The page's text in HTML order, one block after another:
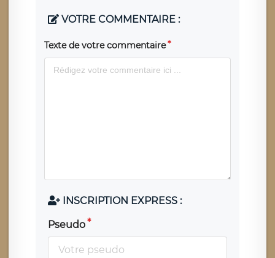
VOTRE COMMENTAIRE :
Texte de votre commentaire
INSCRIPTION EXPRESS :
Pseudo